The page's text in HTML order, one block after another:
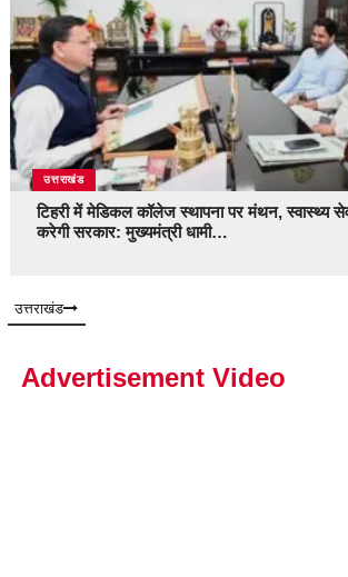
उत्तराखंड
टिहरी में मेडिकल कॉलेज स्थापना पर मंथन, स्वास्थ्य
करेगी सरकार: मुख्यमंत्री धामी…
उत्तराखंड
Advertisement Video